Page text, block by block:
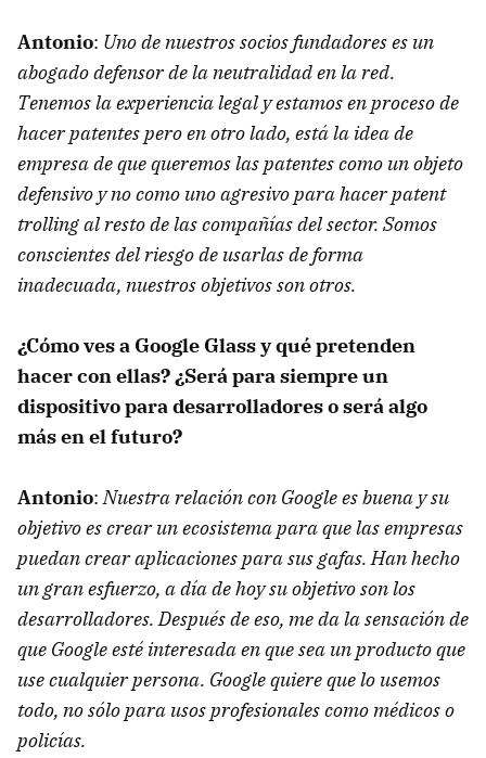
Antonio: Uno de nuestros socios fundadores es un
abogado defensor de la neutralidad en la red.
Tenemos la experiencia legal y estamos en proceso de
hacer patentes pero en otro lado, está la idea de
empresa de que queremos las patentes como un objeto
defensivo y no como uno agresivo para hacer patent
trolling al resto de las compañías del sector. Somos
conscientes del riesgo de usarlas de forma
inadecuada, nuestros objetivos son otros.
¿Cómo ves a Google Glass y qué pretenden
hacer con ellas? ¿Será para siempre un
dispositivo para desarrolladores o será algo
más en el futuro?
Antonio:Nuestra relación con Google es buena y su
objetivo es crear un ecosistema para que las empresas
puedan crear aplicaciones para sus gafas. Han hecho
un gran esfuerzo, a día de hoy su objetivo son los
desarrolladores. Después de eso, me da la sensación de
que Google esté interesada en que sea un producto que
use cualquier persona. Google quiere que lo usemos
todo, no sólo para usos profesionales como médicos o
policías.